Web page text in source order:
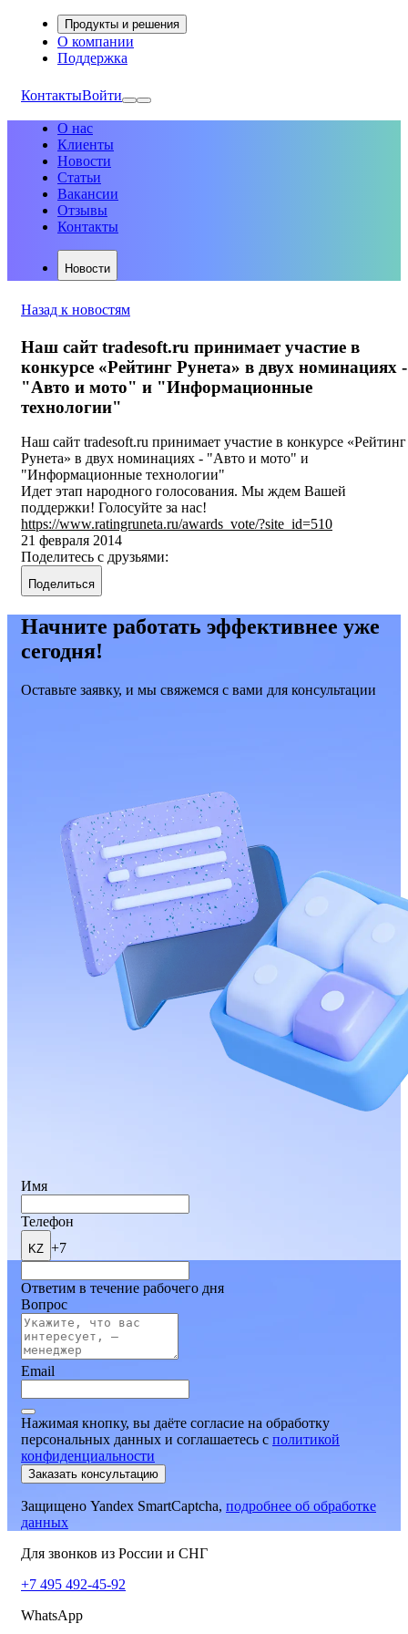
Продукты и решения
О компании
Поддержка
КонтактыВойти
О нас
Клиенты
Новости
Статьи
Вакансии
Отзывы
Контакты
Новости
Назад к новостям
Наш сайт tradesoft.ru принимает участие в
конкурсе «Рейтинг Рунета» в двух номинациях -
"Авто и мото" и "Информационные
технологии"
Наш сайт tradesoft.ru принимает участие в конкурсе «Рейтинг
Рунета» в двух номинациях - "Авто и мото" и
"Информационные технологии"
Идет этап народного голосования. Мы ждем Вашей
поддержки! Голосуйте за нас!
https://www.ratingruneta.ru/awards_vote/?site_id=510
21 февраля 2014
Поделитесь с друзьями:
Поделиться
Начните работать эффективнее уже
сегодня!
Оставьте заявку, и мы свяжемся с вами для консультации
Имя
Телефон
KZ +7
Ответим в течение рабочего дня
Вопрос
Email
Нажимая кнопку, вы даёте согласие на обработку
персональных данных и соглашаетесь c политикой
конфиденциальности
Заказать консультацию
Защищено Yandex SmartCaptcha, подробнее об обработке
данных
Для звонков из России и СНГ
+7 495 492-45-92
WhatsApp